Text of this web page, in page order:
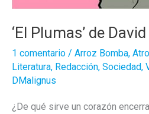
‘El Plumas’ de
1 comentario / Arroz Bomba,
Literatura, Redacción, Sociedad,
DMalignus
¿De qué sirve un corazón